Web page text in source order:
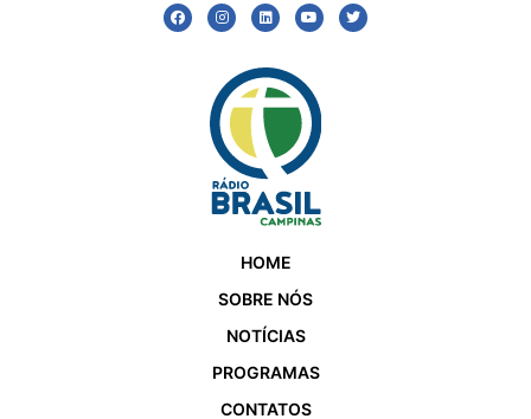
HOME
SOBRE NÓS
NOTÍCIAS
PROGRAMAS
CONTATOS